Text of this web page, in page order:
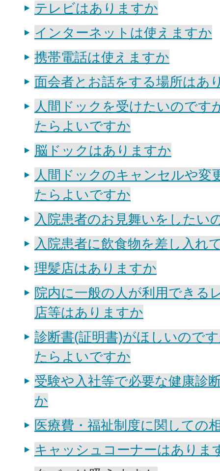
テレビはありますか
インターネットは使えますか
携帯電話は使えますか
面会者とお話をする場所はあ
人間ドックを受けたいのです
たらよいですか
脳ドックはありますか
人間ドックのキャンセルや変
たらよいですか
入院患者のお見舞いをしたい
入院患者に飲食物を差し入れ
理髪店はありますか
院内に一般の人が利用できる
店等はありますか
診断書(証明書)がほしいので
たらよいですか
受験や入社等で必要な健康診
か
医療費・福祉制度に関しての
キャッシュコーナーはありま